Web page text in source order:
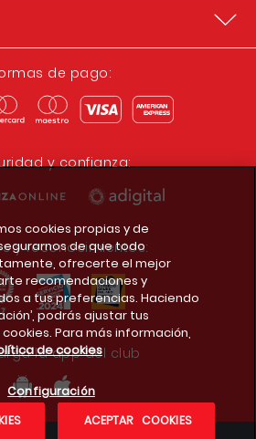
de pago:
y confianza:
y reconocimientos:
la app del club
cookies propias y de
de que todo
ofrecerte el mejor
recomendaciones y
a tus preferencias. Haciendo
podrás ajustar tus
Para más información,
de cookies
Configuración
ACEPTAR COOKIES